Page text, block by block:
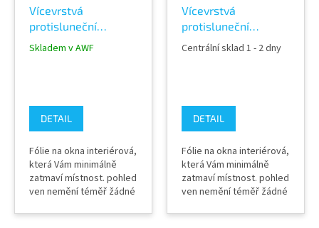
Vícevrstvá
protisluneční
INTERIÉROVÁ okenní
Skladem v AWF
DETAIL
Fólie na okna interiérová,
která Vám minimálně
zatmaví místnost. pohled
ven nemění téměř žádné
propustnost světla 70%
Vícevrstvá
protisluneční
INTERIÉROVÁ okenní
fólie SOLAR SCREEN
Centrální sklad 1 - 2 dny
DETAIL
Fólie na okna interiérová,
která Vám minimálně
zatmaví místnost. pohled
ven nemění téměř žádné
propustnost světla 68%